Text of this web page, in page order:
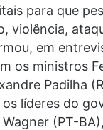
para que
violência,
em
os ministros
Padilha
líderes do
(PT-